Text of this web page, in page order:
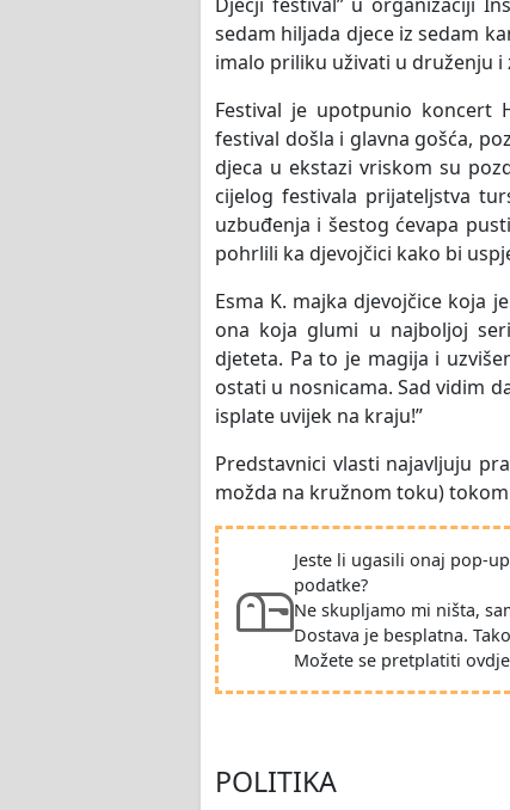
sedam hiljada djece iz sedam
imalo priliku uživati u druženju i
Festival je upotpunio koncert
festival došla i glavna gošća,
djeca u ekstazi vriskom su
cijelog festivala prijateljstva
uzbuđenja i šestog ćevapa
pohrlili ka djevojčici kako bi
Esma K. majka djevojčice koja
ona koja glumi u najboljoj
djeteta. Pa to je magija i
ostati u nosnicama. Sad vidim
isplate uvijek na kraju!”
Predstavnici vlasti najavljuju
možda na kružnom toku)
Jeste li ugasili onaj pop-
podatke?
Ne skupljamo mi ništa,
Dostava je besplatna.
Možete se pretplatiti
POLITIKA